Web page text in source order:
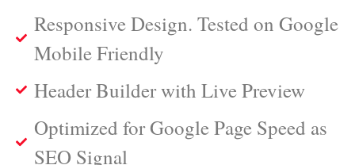
Responsive Design. Tested on Google
Mobile Friendly
Header Builder with Live Preview
Optimized for Google Page Speed as
SEO Signal